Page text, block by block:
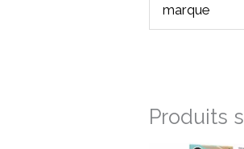
marque
Produits